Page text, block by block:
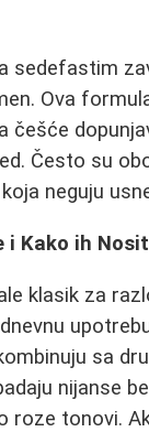
sedefastim
Ova
češće
Često su
neguju
i Kako ih
klasik za
sa
nijanse
roze tonovi.